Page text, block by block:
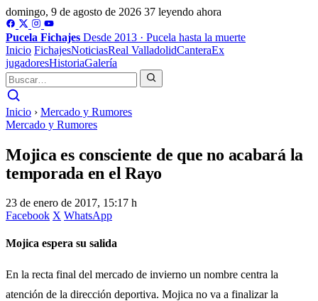
domingo, 9 de agosto de 2026 37 leyendo ahora
Pucela Fichajes Desde 2013 · Pucela hasta la muerte
Inicio FichajesNoticiasReal ValladolidCanteraEx
jugadoresHistoriaGalería
Inicio › Mercado y Rumores
Mercado y Rumores
Mojica es consciente de que no acabará la
temporada en el Rayo
23 de enero de 2017, 15:17 h
Facebook X WhatsApp
Mojica espera su salida
En la recta final del mercado de invierno un nombre centra la
atención de la dirección deportiva. Mojica no va a finalizar la